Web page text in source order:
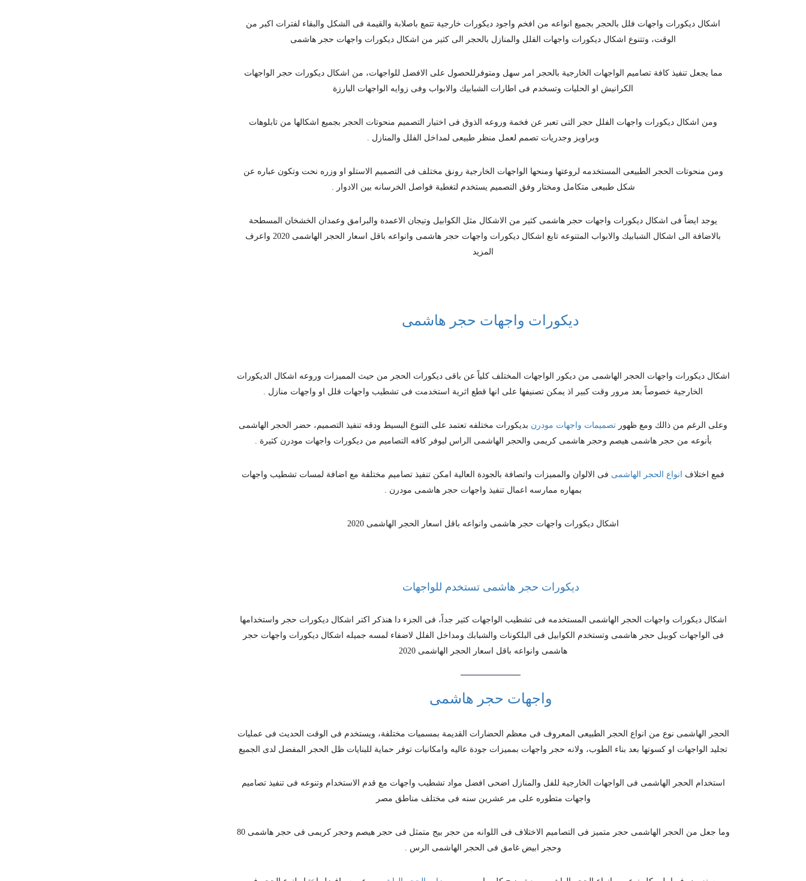
اشكال ديكورات واجهات فلل بالحجر بجميع انواعه من افخم واجود ديكورات خارجية تتمع باصلابة والقيمة فى الشكل والبقاء لفترات اكبر من
الوقت، وتتنوع اشكال ديكورات واجهات الفلل والمنازل بالحجر الى كثير من اشكال ديكورات واجهات حجر هاشمى
مما يجعل تنفيذ كافة تصاميم الواجهات الخارجية بالحجر امر سهل ومتوفرللحصول على الافضل للواجهات، من اشكال ديكورات حجر الواجهات
الكرانيش او الحليات وتسخدم فى اطارات الشبابيك والابواب وفى زوايه الواجهات البارزة
ومن اشكال ديكورات واجهات الفلل حجر التى تعبر عن فخمة وروعه الذوق فى اختيار التصميم منحوتات الحجر بجميع اشكالها من تابلوهات
وبراويز وجدريات تصمم لعمل منظر طبيعى لمداخل الفلل والمنازل .
ومن منحوتات الحجر الطبيعى المستخدمه لروعتها ومنحها الواجهات الخارجية رونق مختلف فى التصميم الاستلو او وزره نحت وتكون عباره عن
شكل طبيعى متكامل ومختار وفق التصميم يستخدم لتغطية فواصل الخرسانه بين الادوار .
يوجد ايضاً فى اشكال ديكورات واجهات حجر هاشمى كثير من الاشكال مثل الكوابيل وتيجان الاعمدة والبرامق وعمدان الخشخان المسطحة
بالاضافة الى اشكال الشبابيك والابواب المتنوعه تابع اشكال ديكورات واجهات حجر هاشمى وانواعه باقل اسعار الحجر الهاشمى 2020 واعرف
المزيد
ديكورات واجهات حجر هاشمى
اشكالديكورات واجهات الحجر الهاشمى من ديكور الواجهات المختلف كلياً عن باقى ديكورات الحجر من حيث المميزات وروعه اشكال الديكورات
الخارجية خصوصاً بعد مرور وقت كبير اذ يمكن تصنيفها على انها قطع اثرية استخدمت فى تشطيب واجهات فلل او واجهات منازل .
وعلى الرغم من ذالك ومع ظهور تصميمات واجهات مودرن بديكورات مختلفه تعتمد على التنوع البسيط ودقه تنفيذ التصميم، حضر الحجر الهاشمى
بأنوعه من حجر هاشمى هيصم وحجر هاشمى كريمى والحجر الهاشمى الراس ليوفر كافه التصاميم من ديكورات واجهات مودرن كثيرة .
فمع اختلاف انواع الحجر الهاشمى فى الالوان والمميزات واتصافة بالجودة العالية امكن تنفيذ تصاميم مختلفة مع اضافة لمسات تشطيب واجهات
بمهاره ممارسه اعمال تنفيذ واجهات حجر هاشمى مودرن .
اشكال ديكورات واجهات حجر هاشمى وانواعه باقل اسعار الحجر الهاشمى 2020
ديكورات حجر هاشمى تستخدم للواجهات
اشكال ديكورات واجهات الحجر الهاشمى المستخدمه فى تشطيب الواجهات كثير جداً، فى الجزء دا هنذكر اكتر اشكال ديكورات حجر واستخدامها
فى الواجهات كوبيل حجر هاشمى وتستخدم الكوابيل فى البلكونات والشبابك ومداخل الفلل لاضفاء لمسه جميله اشكال ديكورات واجهات حجر
هاشمى وانواعه باقل اسعار الحجر الهاشمى 2020
واجهات حجر هاشمى
الحجر الهاشمى نوع من انواع الحجر الطبيعى المعروف فى معظم الحضارات القديمة بمسميات مختلفة، ويستخدم فى الوقت الحديث فى عمليات
تجليد الواجهات او كسوتها بعد بناء الطوب، ولانه حجر واجهات بمميزات جودة عاليه وامكانيات توفر حماية للبنايات ظل الحجر المفضل لدى الجميع
استخدام الحجر الهاشمى فى الواجهات الخارجية للفل والمنازل اضحى افضل مواد تشطيب واجهات مع قدم الاستخدام وتنوعه فى تنفيذ تصاميم
واجهات متطوره على مر عشرين سنه فى مختلف مناطق مصر
وما جعل من الحجر الهاشمى حجر متميز فى التصاميم الاختلاف فى اللوانه من حجر بيج متمثل فى حجر هيصم وحجر كريمى فى حجر هاشمى 80
وحجر ابيض غامق فى الحجر الهاشمى الرس .